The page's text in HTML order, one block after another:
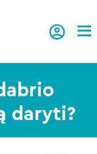
daryti?